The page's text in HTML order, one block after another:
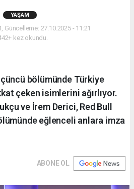
YAŞAM
Güncelleme: 27.10.2025 - 11:21
kez okundu.
bölümünde Türkiye
çeken isimlerini ağırlıyor.
ve İrem Derici, Red Bull
eğlenceli anlara imza
ABONE OL